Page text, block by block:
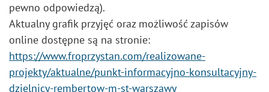
pewno odpowiedzą).
Aktualny grafik przyjęć oraz możliwość zapisów
online dostępne są na stronie:
https://www.froprzystan.com/realizowane-
projekty/aktualne/punkt-informacyjno-konsultacyjny-
dzielnicy-rembertow-m-st-warszawy